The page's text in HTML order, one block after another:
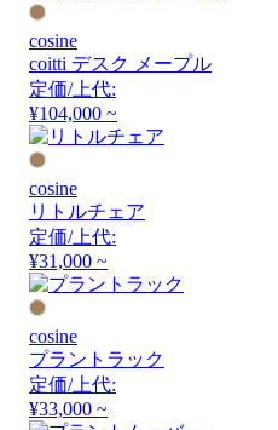
cosine
coitti デスク メープル
定価/上代:
¥104,000 ~
cosine
リトルチェア
定価/上代:
¥31,000 ~
cosine
プラントラック
定価/上代:
¥33,000 ~